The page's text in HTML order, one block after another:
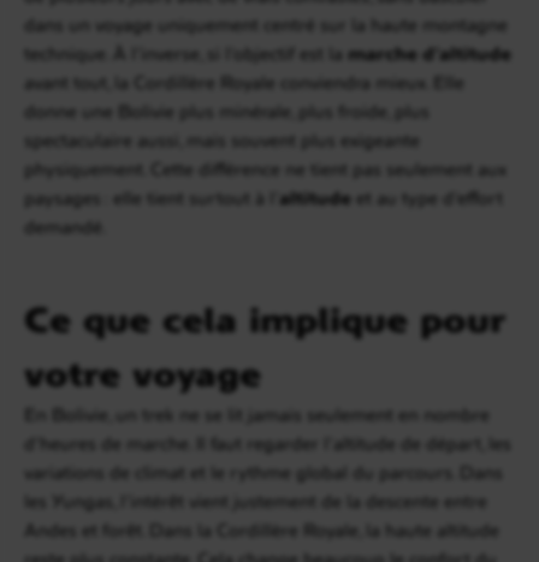
dans un voyage uniquement centré sur la haute montagne
technique. À l’inverse, si l’objectif est la marche d’altitude
avant tout, la Cordillère Royale conviendra mieux. Elle
donne une Bolivie plus minérale, plus froide, plus
spectaculaire aussi, mais souvent plus exigeante
physiquement. Cette différence ne tient pas seulement aux
paysages : elle tient surtout à l’ altitude et au type d’effort
demandé.
Ce que cela implique pour
votre voyage
En Bolivie, un trek ne se lit jamais seulement en nombre
d’heures de marche. Il faut regarder l’altitude de départ, les
variations de climat et le rythme global du parcours. Dans
les Yungas, l’intérêt vient justement de la descente entre
Andes et forêt. Dans la Cordillère Royale, la haute altitude